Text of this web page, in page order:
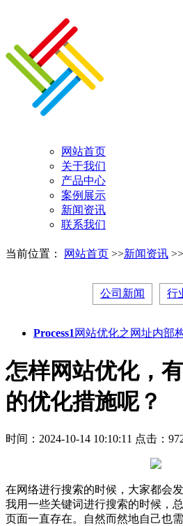
网站首页
关于我们
产品中心
案例展示
新闻资讯
联系我们
当前位置： 网站首页 >>新闻资讯 >>
公司新闻 行
Process1 网站优化之网址内部
怎样网站优化，
的优化措施呢？
时间：2024-10-14 10:10:11 点击：
在网络进行搜索的时候，大家都会
我用一些关键词进行搜索的时候，
页面一直存在。自然而然地自己也